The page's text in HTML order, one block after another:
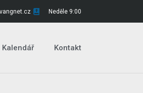
Neděle 9:00
Kalendář Kontakt